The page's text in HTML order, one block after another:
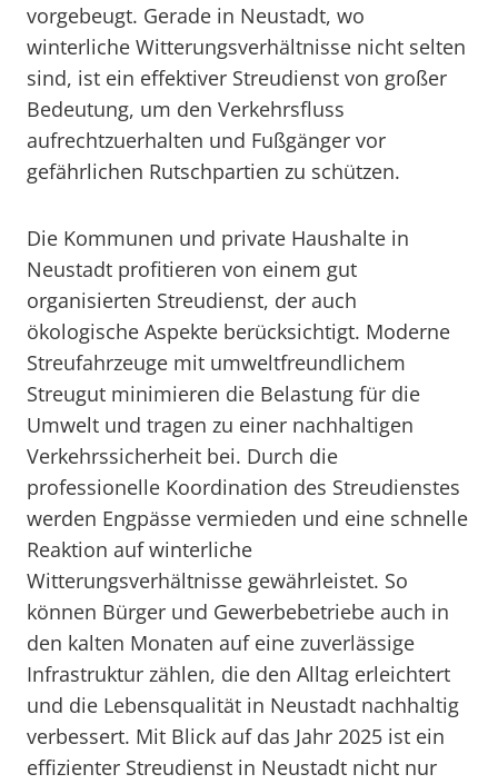
vorgebeugt. Gerade in Neustadt, wo
winterliche Witterungsverhältnisse nicht selten
sind, ist ein effektiver Streudienst von großer
Bedeutung, um den Verkehrsfluss
aufrechtzuerhalten und Fußgänger vor
gefährlichen Rutschpartien zu schützen.
Die Kommunen und private Haushalte in
Neustadt profitieren von einem gut
organisierten Streudienst, der auch
ökologische Aspekte berücksichtigt. Moderne
Streufahrzeuge mit umweltfreundlichem
Streugut minimieren die Belastung für die
Umwelt und tragen zu einer nachhaltigen
Verkehrssicherheit bei. Durch die
professionelle Koordination des Streudienstes
werden Engpässe vermieden und eine schnelle
Reaktion auf winterliche
Witterungsverhältnisse gewährleistet. So
können Bürger und Gewerbebetriebe auch in
den kalten Monaten auf eine zuverlässige
Infrastruktur zählen, die den Alltag erleichtert
und die Lebensqualität in Neustadt nachhaltig
verbessert. Mit Blick auf das Jahr 2025 ist ein
effizienter Streudienst in Neustadt nicht nur